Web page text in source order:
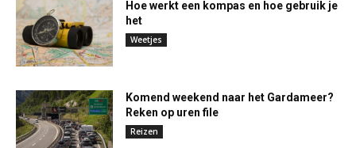
Hoe werkt een kompas en hoe gebruik je
het
Weetjes
Komend weekend naar het Gardameer?
Reken op uren file
Reizen